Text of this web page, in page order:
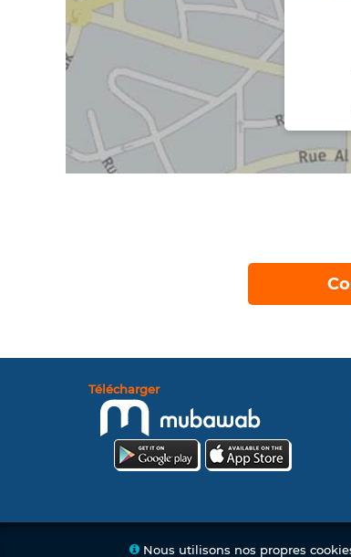
Télécharger
Nous utilisons nos propres